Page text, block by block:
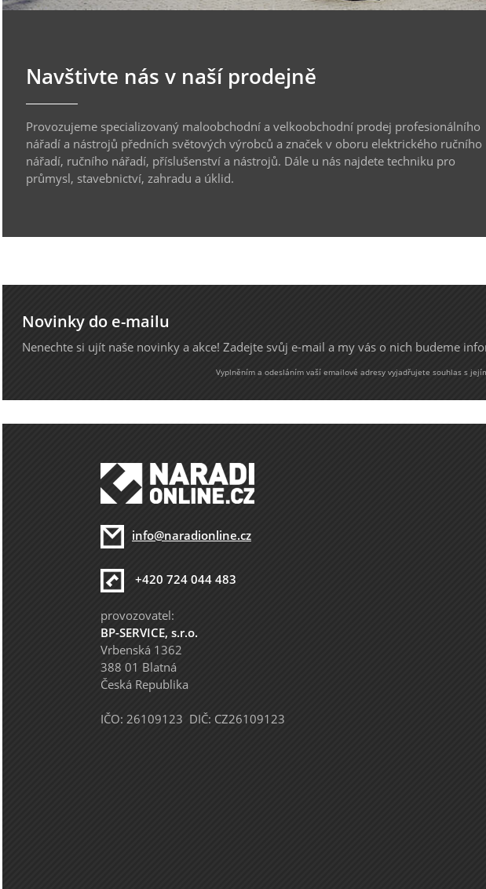
Navštivte nás v naší prodejně
Provozujeme specializovaný maloobchodní a velkoobchodní prodej profesionálního
nářadí a nástrojů předních světových výrobců a značek v oboru elektrického ručního
nářadí, ručního nářadí, příslušenství a nástrojů. Dále u nás najdete techniku pro
průmysl, stavebnictví, zahradu a úklid.
Novinky do e-mailu
Nenechte si ujít naše novinky a akce! Zadejte svůj e-mail a my vás o nich budeme
Vyplněním a odesláním vaší emailové adresy vyjadřujete souhlas s
info@naradionline.cz
+420 724 044 483
provozovatel:
BP-SERVICE, s.r.o.
Vrbenská 1362
388 01 Blatná
Česká Republika
IČO: 26109123 DIČ: CZ26109123